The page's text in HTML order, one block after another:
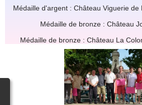
Médaille d'argent : Château Viguerie de
Médaille de bronze : Château
Médaille de bronze : Château La